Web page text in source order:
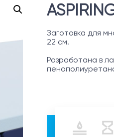
Заготовка для
22 см.
Разработана в